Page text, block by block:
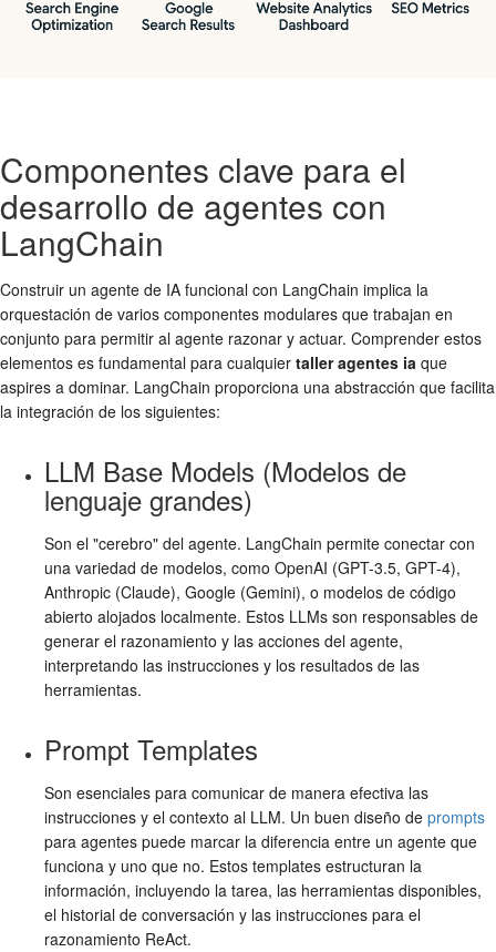
Componentes clave para el
desarrollo de agentes con
LangChain
Construir un agente de IA funcional con LangChain implica la
orquestación de varios componentes modulares que trabajan en
conjunto para permitir al agente razonar y actuar. Comprender estos
elementos es fundamental para cualquier taller agentes ia que
aspires a dominar. LangChain proporciona una abstracción que facilita
la integración de los siguientes:
LLM Base Models (Modelos de
lenguaje grandes)
Son el "cerebro" del agente. LangChain permite conectar con
una variedad de modelos, como OpenAI (GPT-3.5, GPT-4),
Anthropic (Claude), Google (Gemini), o modelos de código
abierto alojados localmente. Estos LLMs son responsables de
generar el razonamiento y las acciones del agente,
interpretando las instrucciones y los resultados de las
herramientas.
Prompt Templates
Son esenciales para comunicar de manera efectiva las
instrucciones y el contexto al LLM. Un buen diseño de prompts
para agentes puede marcar la diferencia entre un agente que
funciona y uno que no. Estos templates estructuran la
información, incluyendo la tarea, las herramientas disponibles,
el historial de conversación y las instrucciones para el
razonamiento ReAct.